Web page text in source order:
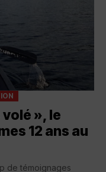
volé », le
12 ans au
de témoignages